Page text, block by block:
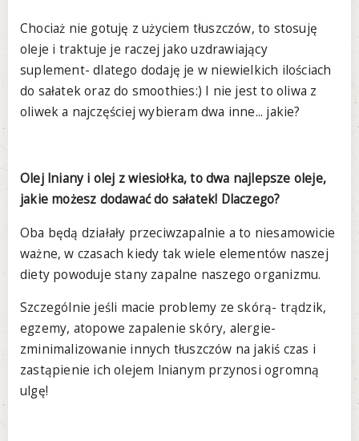
Chociaż nie gotuję z użyciem tłuszczów, to stosuję
oleje i traktuje je raczej jako uzdrawiający
suplement- dlatego dodaję je w niewielkich ilościach
do sałatek oraz do smoothies:) I nie jest to oliwa z
oliwek a najczęściej wybieram dwa inne... jakie?
Olej lniany i olej z wiesiołka, to dwa najlepsze oleje,
jakie możesz dodawać do sałatek! Dlaczego?
Oba będą działały przeciwzapalnie a to niesamowicie
ważne, w czasach kiedy tak wiele elementów naszej
diety powoduje stany zapalne naszego organizmu.
Szczególnie jeśli macie problemy ze skórą- trądzik,
egzemy, atopowe zapalenie skóry, alergie-
zminimalizowanie innych tłuszczów na jakiś czas i
zastąpienie ich olejem lnianym przynosi ogromną
ulgę!